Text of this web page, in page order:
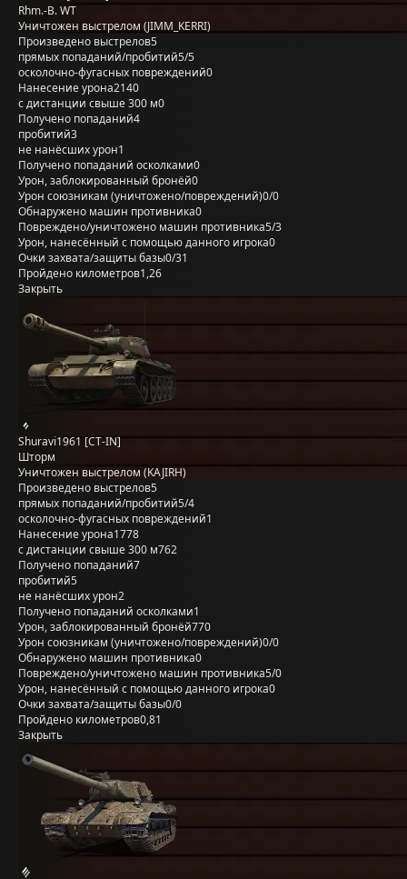
Rhm.-B. WT
Уничтожен выстрелом (JIMM_KERRI)
Произведено выстрелов5
прямых попаданий/пробитий5/5
осколочно-фугасных повреждений0
Нанесение урона2140
с дистанции свыше 300 м0
Получено попаданий4
пробитий3
не нанёсших урон1
Получено попаданий осколками0
Урон, заблокированный бронёй0
Урон союзникам (уничтожено/повреждений)0/0
Обнаружено машин противника0
Повреждено/уничтожено машин противника5/3
Урон, нанесённый с помощью данного игрока0
Очки захвата/защиты базы0/31
Пройдено километров1,26
Закрыть
Shuravi1961 [CT-IN]
Шторм
Уничтожен выстрелом (KAJIRH)
Произведено выстрелов5
прямых попаданий/пробитий5/4
осколочно-фугасных повреждений1
Нанесение урона1778
с дистанции свыше 300 м762
Получено попаданий7
пробитий5
не нанёсших урон2
Получено попаданий осколками1
Урон, заблокированный бронёй770
Урон союзникам (уничтожено/повреждений)0/0
Обнаружено машин противника0
Повреждено/уничтожено машин противника5/0
Урон, нанесённый с помощью данного игрока0
Очки захвата/защиты базы0/0
Пройдено километров0,81
Закрыть